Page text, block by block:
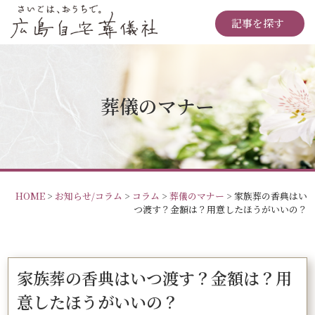
記事を探す
葬儀のマナー
HOME> お知らせ/コラム > コラム > 葬儀のマナー > 家族葬の香典はい
つ渡す？金額は？用意したほうがいいの？
家族葬の香典はいつ渡す？金額は？用
意したほうがいいの？